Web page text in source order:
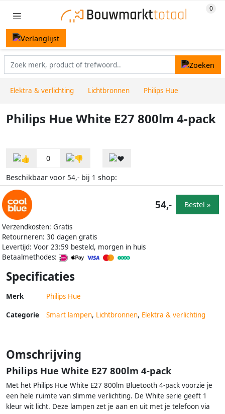
Elektra & verlichting Lichtbronnen Philips Hue
Philips Hue White E27 800lm 4-pack
0
Beschikbaar voor 54,- bij 1 shop:
Verzendkosten: Gratis
Retourneren: 30 dagen gratis
Levertijd: Voor 23:59 besteld, morgen in huis
Betaalmethodes:
54,- Bestel »
Specificaties
Merk Philips Hue
Categorie Smart lampen, Lichtbronnen, Elektra & verlichting
Omschrijving
Philips Hue White E27 800lm 4-pack
Met het Philips Hue White E27 800lm Bluetooth 4-pack voorzie je
een hele ruimte van slimme verlichting. De White serie geeft 1
kleur wit licht. Deze lampen zet je aan en uit met je telefoon via